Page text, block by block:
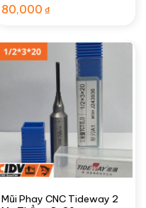
80,000 ₫
Mũi Phay CNC Tideway 2